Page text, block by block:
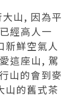
山, 因為平
經高人一
新鮮空氣人
這座山, 駕
山的會到麥
山的舊式茶